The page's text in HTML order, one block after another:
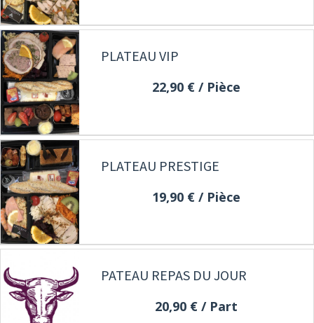
PLATEAU VIP
22,90 €/ Pièce
PLATEAU PRESTIGE
19,90 €/ Pièce
PATEAU REPAS DU JOUR
20,90 €/ Part